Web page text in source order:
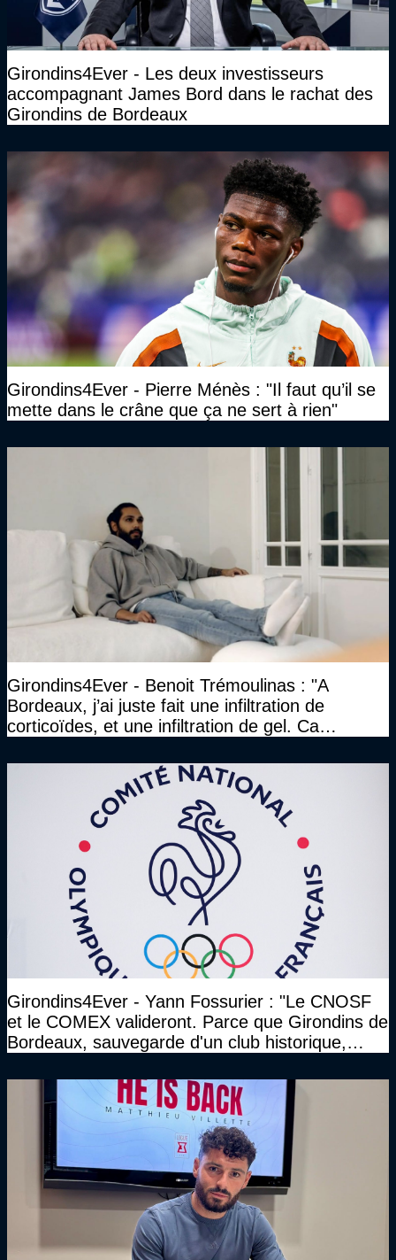
Girondins4Ever - Les deux investisseurs
accompagnant James Bord dans le rachat des
Girondins de Bordeaux
Girondins4Ever - Pierre Ménès : "Il faut qu’il se
mette dans le crâne que ça ne sert à rien"
Girondins4Ever - Benoit Trémoulinas : "A
Bordeaux, j’ai juste fait une infiltration de
corticoïdes, et une infiltration de gel. Ca
Girondins4Ever - Yann Fossurier : "Le CNOSF
et le COMEX valideront. Parce que Girondins de
Bordeaux, sauvegarde d'un club historique,